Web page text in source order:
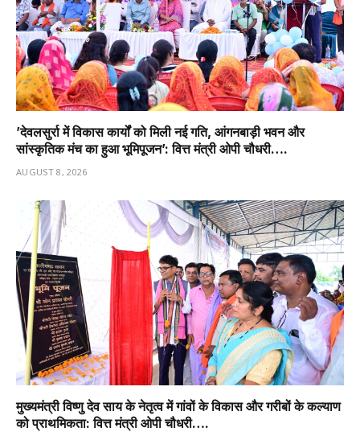
’देवलसुर्रा में विकास कार्यों को मिली नई गति, आंगनबाड़ी भवन और
सांस्कृतिक मंच का हुआ भूमिपूजन’: वित्त मंत्री ओपी चौधरी….
AUGUST 8, 2026
मुख्यमंत्री विष्णु देव साय के नेतृत्व में गांवों के विकास और गरीबों के कल्याण
को प्राथमिकता: वित्त मंत्री ओपी चौधरी….